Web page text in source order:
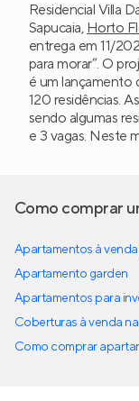
Residencial Villa
Sapucaia, Horto
entrega em 11/
para morar”. O
é um
120 residências.
sendo algumas
e 3 vagas. Neste
Como comprar
Apartamentos à
Apartamento garden
Apartamentos para
Coberturas à venda
Como comprar